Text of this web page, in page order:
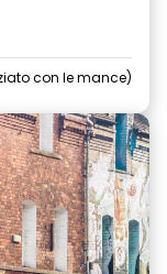
con le mance